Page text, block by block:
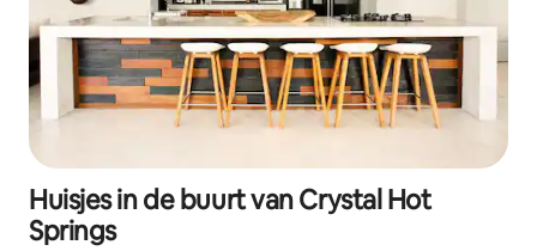
Huisjes in de buurt van Crystal Hot
Springs